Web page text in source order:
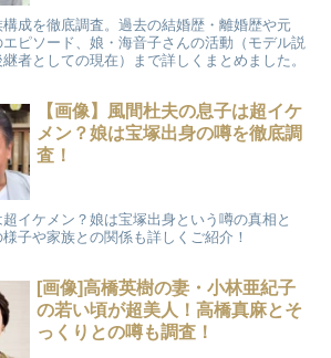
成を徹底調査。過去の結婚歴・離婚歴や元
ピソード、娘・海音子さんの活動（モデル説
者としての現在）まで詳しくまとめました。
【画像】風間杜夫の息子は超イケ
メン？娘は宝塚出身の噂を徹底調
査！
イケメン？娘は宝塚出身という噂の真相と
子や家族との関係も詳しくご紹介！
[画像]高橋英樹の妻・小林亜紀子
の若い頃が超美人！高橋真麻とそ
っくりとの噂も調査！